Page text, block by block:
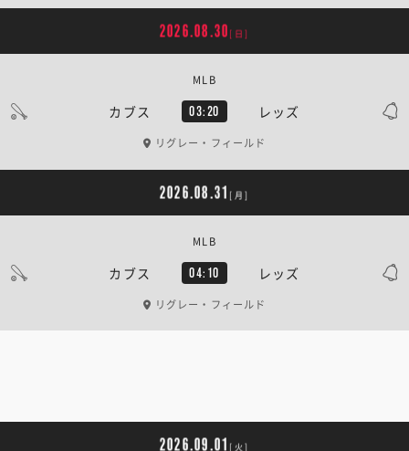
2026.08.30 [日]
カブス 03:20 レッズ
MLB
リグレー・フィールド
2026.08.31 [月]
カブス 04:10 レッズ
MLB
リグレー・フィールド
2026.09.01 [火]